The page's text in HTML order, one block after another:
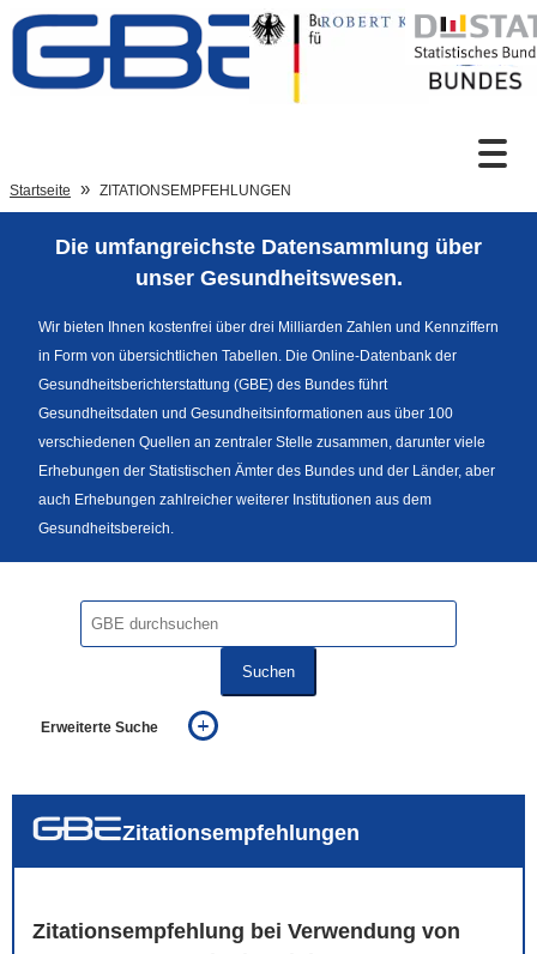
Zum Inhalt
Sprachumschaltung
Fußzeile
Startseite ZITATIONSEMPFEHLUNGEN
Die umfangreichste Datensammlung über
unser Gesundheitswesen.
Wir bieten Ihnen kostenfrei über drei Milliarden Zahlen und Kennziffern
in Form von übersichtlichen Tabellen. Die Online-Datenbank der
Gesundheitsberichterstattung (GBE) des Bundes führt
Gesundheitsdaten und Gesundheitsinformationen aus über 100
verschiedenen Quellen an zentraler Stelle zusammen, darunter viele
Erhebungen der Statistischen Ämter des Bundes und der Länder, aber
auch Erhebungen zahlreicher weiterer Institutionen aus dem
Gesundheitsbereich.
Suchen
Erweiterte Suche
auch in allen Texten suchen (Volltextsuche)
Zitationsempfehlungen
Zitationsempfehlung bei Verwendung von